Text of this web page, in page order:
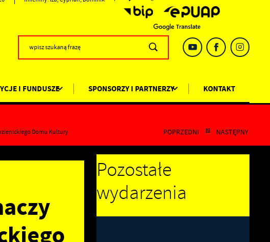
I FUNDUSZE SPONSORZY I PARTNERZY KONTAKT
Domu Kultury POPRZEDNI NASTĘPNY
Pozostałe
wydarzenia